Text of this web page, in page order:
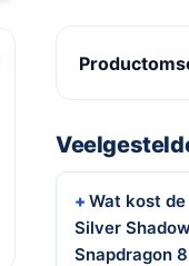
Wat kost de
Silver
Snapdragon